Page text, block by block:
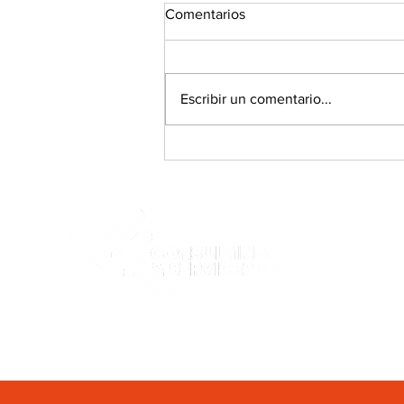
Comentarios
Escribir un comentario...